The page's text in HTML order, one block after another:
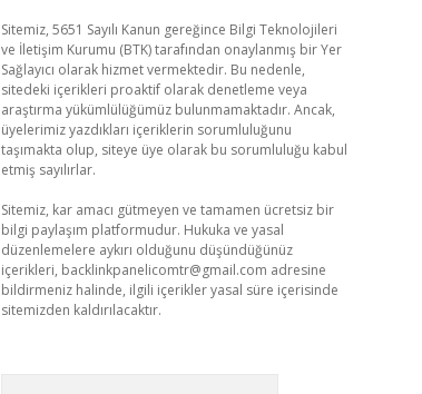
Sitemiz, 5651 Sayılı Kanun gereğince Bilgi Teknolojileri
ve İletişim Kurumu (BTK) tarafından onaylanmış bir Yer
Sağlayıcı olarak hizmet vermektedir. Bu nedenle,
sitedeki içerikleri proaktif olarak denetleme veya
araştırma yükümlülüğümüz bulunmamaktadır. Ancak,
üyelerimiz yazdıkları içeriklerin sorumluluğunu
taşımakta olup, siteye üye olarak bu sorumluluğu kabul
etmiş sayılırlar.
Sitemiz, kar amacı gütmeyen ve tamamen ücretsiz bir
bilgi paylaşım platformudur. Hukuka ve yasal
düzenlemelere aykırı olduğunu düşündüğünüz
içerikleri, backlinkpanelicomtr@gmail.com adresine
bildirmeniz halinde, ilgili içerikler yasal süre içerisinde
sitemizden kaldırılacaktır.